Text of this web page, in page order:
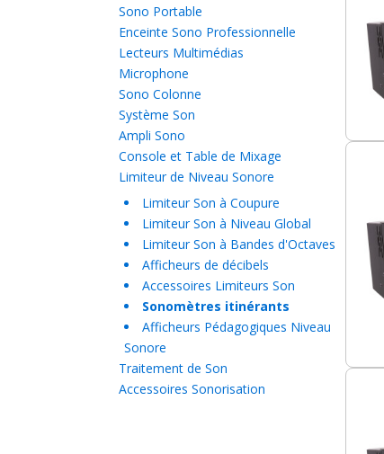
Sono Portable
Enceinte Sono Professionnelle
Lecteurs Multimédias
Microphone
Sono Colonne
Système Son
Ampli Sono
Console et Table de Mixage
Limiteur de Niveau Sonore
Limiteur Son à Coupure
Limiteur Son à Niveau Global
Limiteur Son à Bandes d'Octaves
Afficheurs de décibels
Accessoires Limiteurs Son
Sonomètres itinérants
Afficheurs Pédagogiques Niveau
Sonore
Traitement de Son
Accessoires Sonorisation